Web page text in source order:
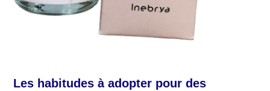
Les habitudes à adopter pour des